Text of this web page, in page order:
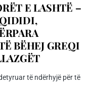
E LASHTË –
BËHEJ GREQI
të ndërhyjë për të